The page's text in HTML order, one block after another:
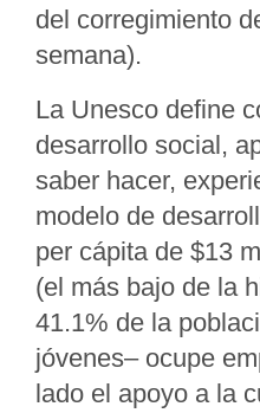
del corregimiento
semana).
La Unesco define
desarrollo social,
saber hacer,
modelo de
per cápita de $13
(el más bajo de la
41.1% de la
jóvenes– ocupe
lado el apoyo a la